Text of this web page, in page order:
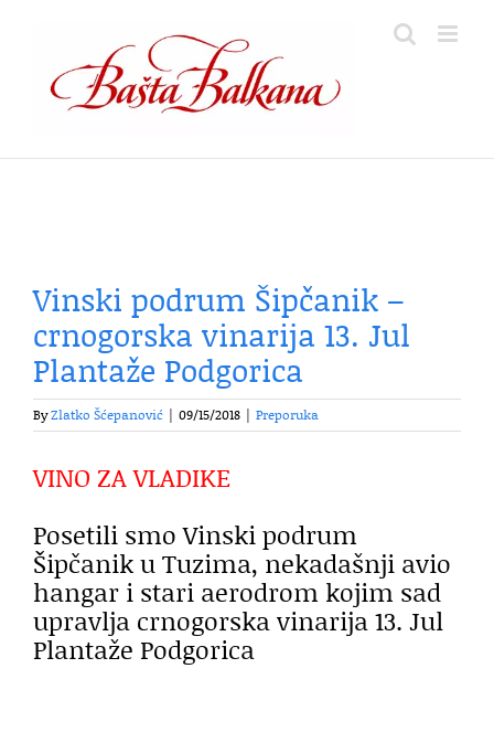
content
Vinski podrum Šipčanik –
crnogorska vinarija 13. Jul
Plantaže Podgorica
ByZlatko Šćepanović 09/15/2018 Preporuka
VINO ZA VLADIKE
Posetili smo Vinski podrum
Šipčanik u Tuzima, nekadašnji avio
hangar i stari aerodrom kojim sad
upravlja crnogorska vinarija 13. Jul
Plantaže Podgorica